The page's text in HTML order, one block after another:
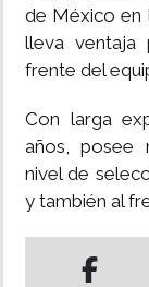
de México en
lleva
frente del
Con larga
años, posee
nivel de
y también al